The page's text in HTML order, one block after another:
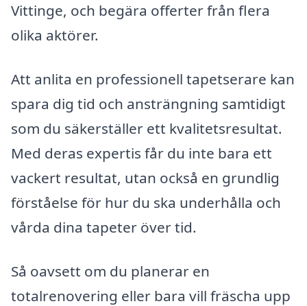
Vittinge, och begära offerter från flera
olika aktörer.
Att anlita en professionell tapetserare kan
spara dig tid och ansträngning samtidigt
som du säkerställer ett kvalitetsresultat.
Med deras expertis får du inte bara ett
vackert resultat, utan också en grundlig
förståelse för hur du ska underhålla och
vårda dina tapeter över tid.
Så oavsett om du planerar en
totalrenovering eller bara vill fräscha upp